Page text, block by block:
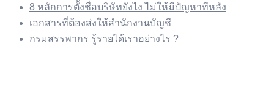
8 หลักการตั้งชื่อบริษัทยังไง ไม่ให้มีปัญหาทีหลัง
เอกสารที่ต้องส่งให้สำนักงานบัญชี
กรมสรรพากร รู้รายได้เราอย่างไร ?